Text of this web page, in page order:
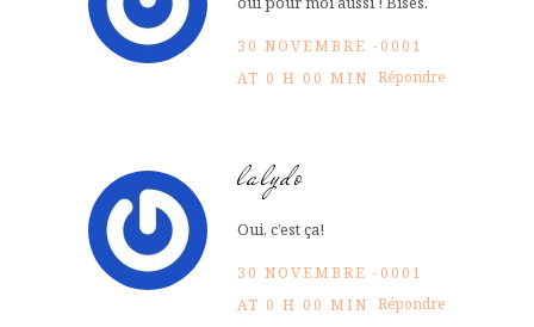
30 NOVEMBRE -0001
AT 0 H 00 MIN Répondre
lalydo
Oui, c’est ça!
30 NOVEMBRE -0001
AT 0 H 00 MIN Répondre